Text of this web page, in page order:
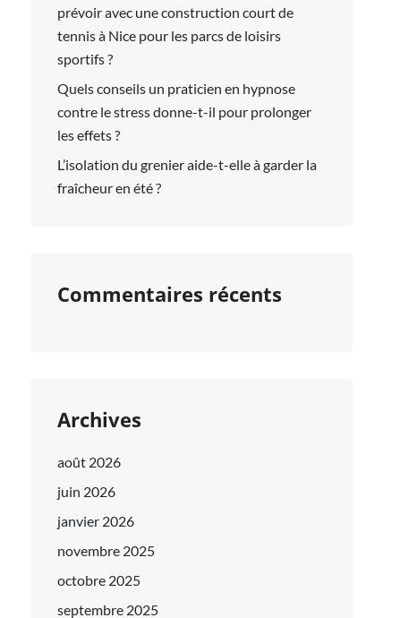
prévoir avec une construction court de
tennis à Nice pour les parcs de loisirs
sportifs ?
Quels conseils un praticien en hypnose
contre le stress donne-t-il pour prolonger
les effets ?
L’isolation du grenier aide-t-elle à garder la
fraîcheur en été ?
Commentaires récents
Archives
août 2026
juin 2026
janvier 2026
novembre 2025
octobre 2025
septembre 2025